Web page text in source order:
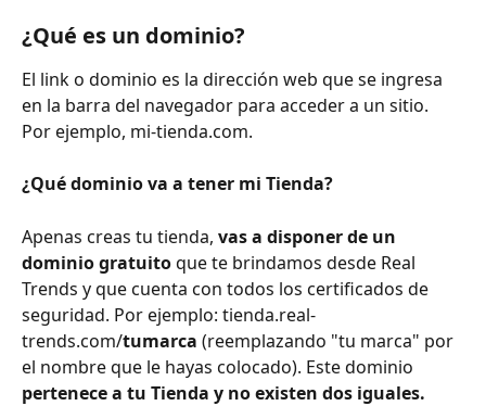
¿Qué es un dominio?
El link o dominio es la dirección web que se ingresa
en la barra del navegador para acceder a un sitio.
Por ejemplo, mi-tienda.com.
¿Qué dominio va a tener mi Tienda?
Apenas creas tu tienda, vas a disponer de un
dominio gratuito que te brindamos desde Real
Trends y que cuenta con todos los certificados de
seguridad. Por ejemplo: tienda.real-
trends.com/tumarca (reemplazando "tu marca" por
el nombre que le hayas colocado). Este dominio
pertenece a tu Tienda y no existen dos iguales.